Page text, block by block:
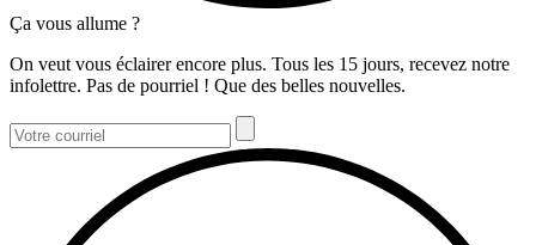
Ça vous allume ?
On veut vous éclairer encore plus. Tous les 15 jours, recevez notre
infolettre. Pas de pourriel ! Que des belles nouvelles.